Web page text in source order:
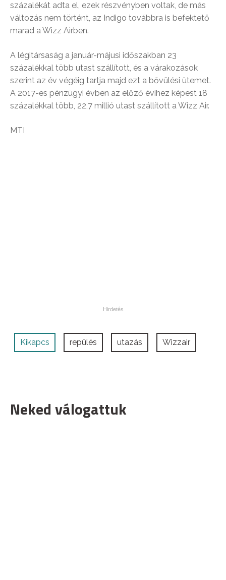
százalékát adta el, ezek részvényben voltak, de más
változás nem történt, az Indigo továbbra is befektető
marad a Wizz Airben.
A légitársaság a január-májusi időszakban 23
százalékkal több utast szállított, és a várakozások
szerint az év végéig tartja majd ezt a bővülési ütemet.
A 2017-es pénzügyi évben az előző évihez képest 18
százalékkal több, 22,7 millió utast szállított a Wizz Air.
MTI
Kikapcs repülés utazás Wizzair
Neked válogattuk